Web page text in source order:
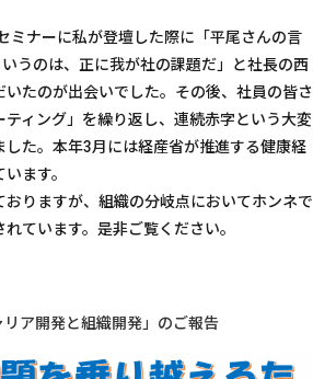
ミナーに私が登壇した際に「平尾さんの言
いうのは、正に我が社の課題だ」と社長の西
たのが出会いでした。その後、社員の皆さ
ィング」を繰り返し、連続赤字という大変
した。本年3月には経産省が推進する健康経
ます。
りますが、組織の分岐点においてホンネで
ています。是非ご覧ください。
ア開発と組織開発」のご報告